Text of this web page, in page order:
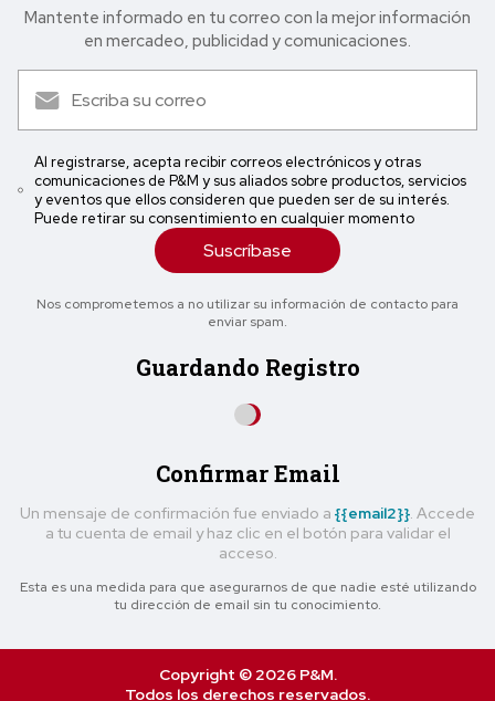
Mantente informado en tu correo con la mejor in formación
en mercadeo, publicidad y comunicaciones.
Al registrarse, acepta recibir correos electrónicos y otras
comunicaciones de P&M y sus aliados sobre productos, servicios
y eventos que ellos consideren que pueden ser de su interés.
Puede retirar su consentimiento en cualquier momento
Suscríbase
Nos comprometemos a no utilizar su información de contacto para
enviar spam.
Guardando Registro
Confirmar Email
Un mensaje de confirmación fue enviado a {{email2}} . Accede
a tu cuenta de email y haz clic en el botón para validar el
acceso.
Esta es una medida para que asegurarnos de que nadie esté utilizando
tu dirección de email sin tu conocimiento.
Copyright © 2026 P&M.
Todos los derechos reservados.